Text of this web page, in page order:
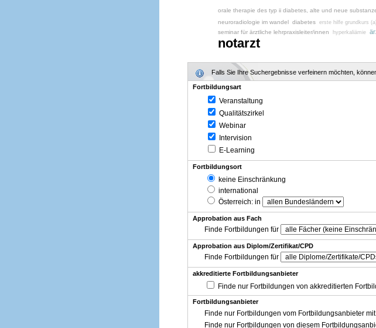
orale therapie des typ ii diabetes, alte und neue
neuroradiologie im wandel diabetes erste hilfe grundkurs
seminar für ärztliche lehrpraxisleiter/innen
hyperkaliämie
notarzt
Falls Sie Ihre Suchergebnisse verfeinern möchten,
Fortbildungsart
Veranstaltung
Qualitätszirkel
Webinar
Intervision
E-Learning
Fortbildungsort
keine Einschränkung
international
Österreich: in
Approbation aus Fach
Finde Fortbildungen für
Approbation aus Diplom/Zertifikat/CPD
Finde Fortbildungen für
akkreditierte Fortbildungsanbieter
Finde nur Fortbildungen von akkreditierten
Fortbildungsanbieter
Finde nur Fortbildungen vom Fortbildungsanbieter
Finde nur Fortbildungen von diesem